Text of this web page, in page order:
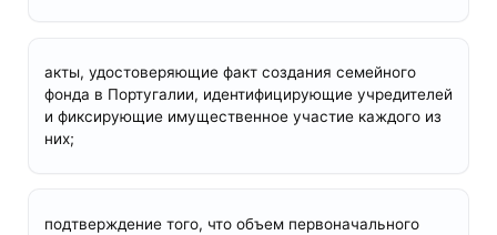
акты, удостоверяющие факт создания семейного
фонда в Португалии, идентифицирующие учредителей
и фиксирующие имущественное участие каждого из
них;
подтверждение того, что объем первоначального